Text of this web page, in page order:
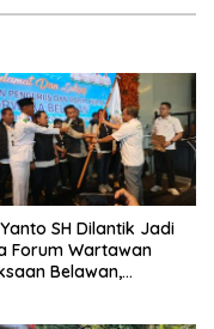
SH Dilantik Jadi
Forum Wartawan
Belawan,